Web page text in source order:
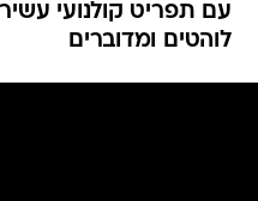
עם תפריט קולנועי
לוהטים ומדוברים